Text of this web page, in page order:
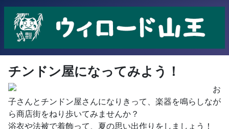
チンドン屋になってみよう！
お
子さんとチンドン屋さんになりきって、楽器を鳴らしなが
ら商店街をねり歩いてみませんか？
浴衣や法被で着飾って、夏の思い出作りをしましょう！